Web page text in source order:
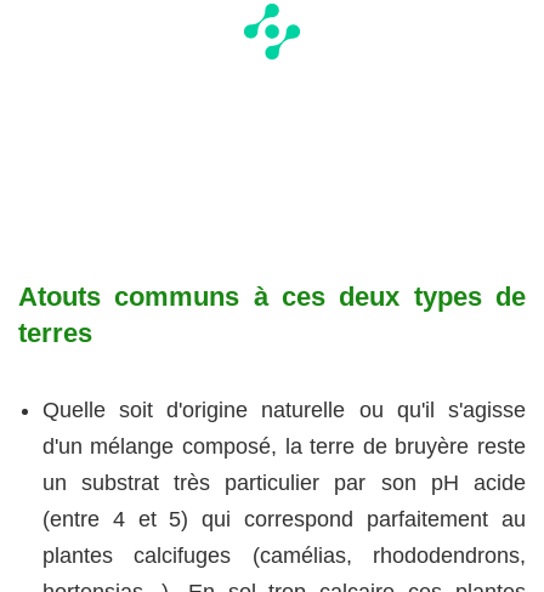
Atouts communs à ces deux types de
terres
Quelle soit d'origine naturelle ou qu'il s'agisse
d'un mélange composé, la terre de bruyère reste
un substrat très particulier par son pH acide
(entre 4 et 5) qui correspond parfaitement au
plantes calcifuges (camélias, rhododendrons,